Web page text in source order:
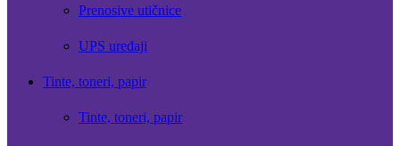
Prenosive utičnice
UPS uređaji
Tinte, toneri, papir
Tinte, toneri, papir